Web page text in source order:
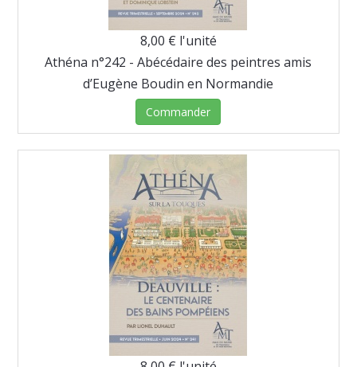
8,00 € l'unité
Athéna n°242 - Abécédaire des peintres amis
d’Eugène Boudin en Normandie
Commander